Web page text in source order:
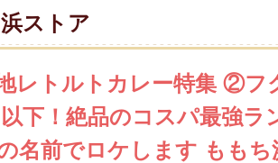
ストア
レトルトカレー特集 ②フ
下！絶品のコスパ最強
名前でロケします もも